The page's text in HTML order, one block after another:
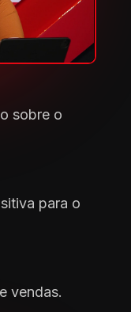
sobre o
para o
vendas.